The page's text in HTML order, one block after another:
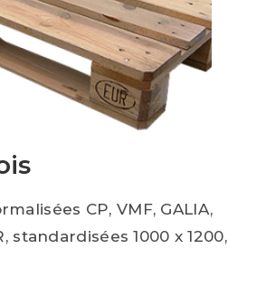
CP, VMF, GALIA,
standardisées 1000 x 1200,